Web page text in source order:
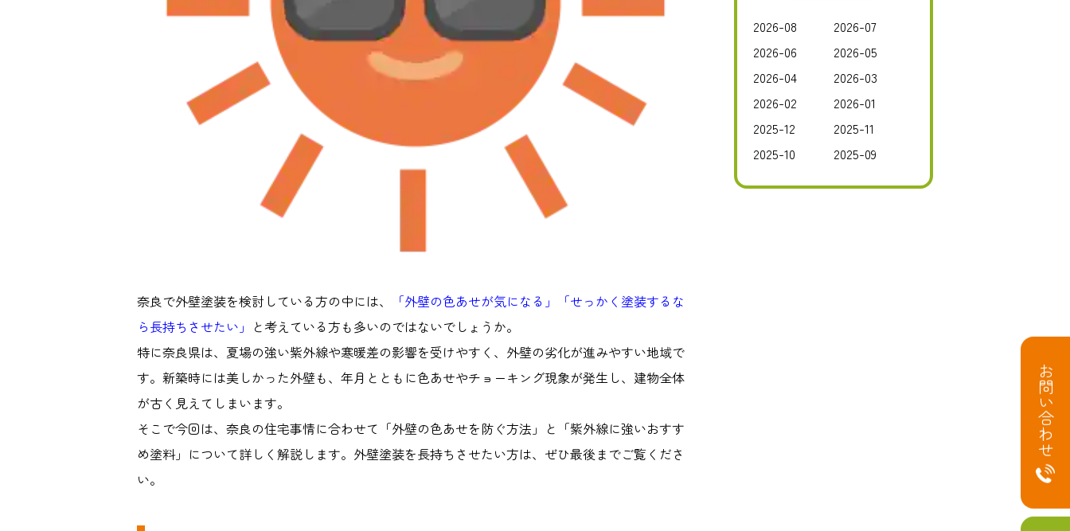
奈良で外壁塗装を検討している方の中には、
「外壁の色あせが気になる」「せっかく塗装するな
ら長持ちさせたい」 と考えている方も多いのではないでしょうか。
特に奈良県は、夏場の強い紫外線や寒暖差の影響を受けやすく、外壁の劣化が進みやすい地域で
す。新築時には美しかった外壁も、年月とともに色あせやチョーキング現象が発生し、建物全体
が古く見えてしまいます。
そこで今回は、奈良の住宅事情に合わせて「外壁の色あせを防ぐ方法」と「紫外線に強いおすす
め塗料」について詳しく解説します。外壁塗装を長持ちさせたい方は、ぜひ最後までご覧くださ
い。
2026-08
2026-07
2026-06
2026-05
2026-04
2026-03
2026-02
2026-01
2025-12
2025-11
2025-10
2025-09
お問い合わせ